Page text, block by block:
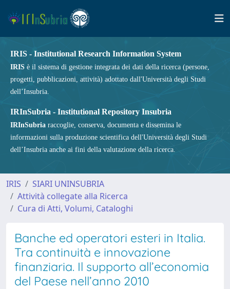
IRIS - Institutional Research Information System
IRIS è il sistema di gestione integrata dei dati della ricerca (persone,
progetti, pubblicazioni, attività) adottato dall'Università degli Studi
dell’Insubria.
IRInSubria - Institutional Repository Insubria
IRInSubria raccoglie, conserva, documenta e dissemina le
informazioni sulla produzione scientifica dell'Università degli Studi
dell’Insubria anche ai fini della valutazione della ricerca.
IRIS
SIARI UNINSUBRIA
Attività collegate alla Ricerca
Cura di Atti, Volumi, Cataloghi
Banche ed operatori esteri in Italia.
Tra continuità e innovazione
finanziaria. Il supporto all’economia
del Paese nell’anno 2010